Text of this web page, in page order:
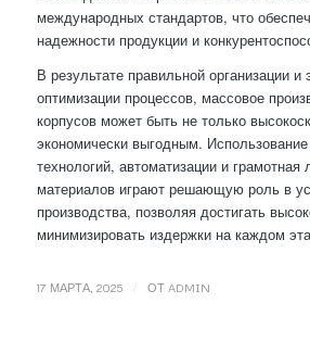
международных стандартов, что
надежности продукции и
В результате правильной организации
оптимизации процессов, массовое
корпусов может быть не только
экономически выгодным.
технологий, автоматизации и грамотная
материалов играют решающую роль в
производства, позволяя достигать
минимизировать издержки на каждом
17 МАРТА, 2025 ОТ ADMIN